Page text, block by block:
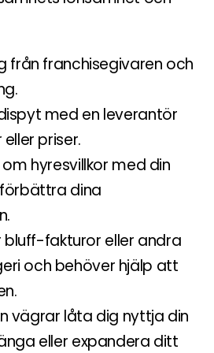
från franchisegivaren och
med en leverantör
priser.
hyresvillkor med din
dina
bluff-fakturor eller andra
och behöver hjälp att
vägrar låta dig nyttja din
eller expandera ditt